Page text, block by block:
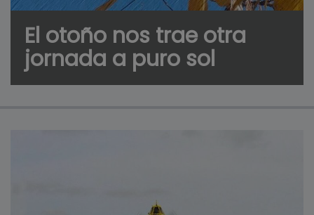
El otoño nos trae otra
jornada a puro sol